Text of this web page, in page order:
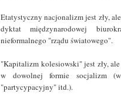
Etatystyczny nacjonalizm jest zły,
dyktat międzynarodowej
nieformalnego "rządu światowego".
"Kapitalizm kolesiowski" jest zły,
w dowolnej formie socjalizm
"partycypacyjny" itd.).